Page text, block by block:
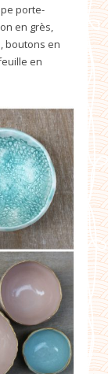
porte-
en grès,
boutons en
en